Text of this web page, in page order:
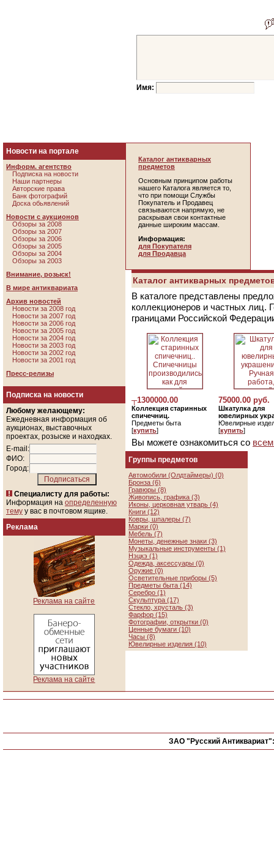
Имя:
Новости на портале
Информ. агентство
Подписка на новости
Наши партнеры
Авторские права
Банк фотографий
Доска обьявлений
Новости с аукционов
Обзоры за 2008
Обзоры за 2007
Обзоры за 2006
Обзоры за 2005
Обзоры за 2004
Обзоры за 2003
Внимание, розыск!
В мире антиквариата
Архив новостей
Новости за 2008 год
Новости за 2007 год
Новости за 2006 год
Новости за 2005 год
Новости за 2004 год
Новости за 2003 год
Новости за 2002 год
Новости за 2001 год
Пресс-релизы
Подписка на новости
Любому желающему:
Ежедневная информация об
аукционах, выставочных
проектах, розыске и находках.
E-mail:
ФИО:
Город:
Специалисту для работы:
Информация на определенную
тему у вас в почтовом ящике.
Реклама
Реклама на сайте
Реклама на сайте
Каталог антикварных
предметов
Основным принципом работы
нашего Каталога является то,
что при помощи Службы
Покупатель и Продавец
связываются напрямую, не
раскрывая свои контактные
данные широким массам.
Информация:
для Покупателя
для Продавца
Каталог антикварных
В каталоге представлены
коллекционеров и частных лиц.
границами Российской
┬1300000.00
Коллекция старинных
спичечниц.
Предметы быта
[купить]
75000.00 руб.
Шкатулка для
ювелирных
Ювелирные
[купить]
Вы можете ознакомиться со
Группы предметов
Автомобили (Олдтаймеры) (0)
Бронза (6)
Гравюры (8)
Живопись, графика (3)
Иконы, церковная утварь (4)
Книги (12)
Ковры, шпалеры (7)
Марки (0)
Мебель (7)
Монеты, денежные знаки (3)
Музыкальные инструменты (1)
Нэцкэ (1)
Одежда, аксессуары (0)
Оружие (0)
Осветительные приборы (5)
Предметы быта (14)
Серебро (1)
Скульптура (17)
Стекло, хрусталь (3)
Фарфор (15)
Фотографии, открытки (0)
Ценные бумаги (10)
Часы (8)
Ювелирные изделия (10)
ЗАО "Русский Антиквариат":